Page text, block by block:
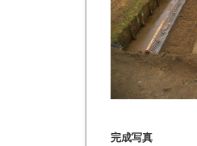
完成写真